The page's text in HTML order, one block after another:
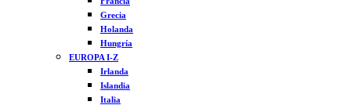
Grecia
Holanda
Hungría
EUROPA I-Z
Irlanda
Islandia
Italia